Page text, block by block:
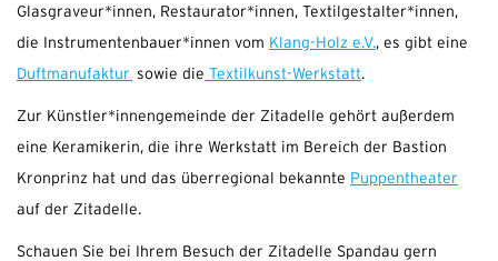
Glasgraveur*innen, Restaurator*innen, Textilgestalter*innen,
die Instrumentenbauer*innen vom Klang-Holz e.V., es gibt eine
Duftmanufaktur sowie die Textilkunst-Werkstatt.
Zur Künstler*innengemeinde der Zitadelle gehört außerdem
eine Keramikerin, die ihre Werkstatt im Bereich der Bastion
Kronprinz hat und das überregional bekannte Puppentheater
auf der Zitadelle.
Schauen Sie bei Ihrem Besuch der Zitadelle Spandau gern